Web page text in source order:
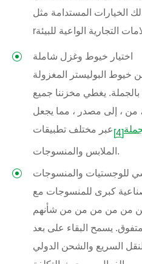
الخيارات المستدامة مثل
r
اختيار خيوط وغزل شاملة
البوليستر المغزولة
بالجملة. يغطي مخزننا جميع
، من ، إلى مصدر ، مما يجعل
[4] عبر مختلف تطبيقات
الملابس والمنسوجات.
للوجستيات والمنسوجات
كبرى للمنسوجات مع
من من من من من شأنهم
يسمح البقاء على بعد
السريع والشحن الدولي